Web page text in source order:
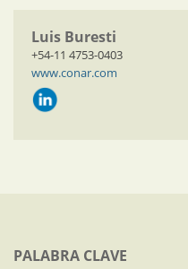
Luis Buresti
+54-11 4753-0403
www.conar.com
PALABRA CLAVE